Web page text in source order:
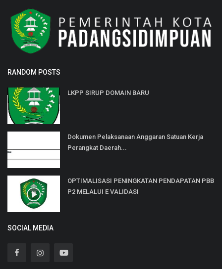
RANDOM POSTS
LKPP SIRUP DOMAIN BARU
Dokumen Pelaksanaan Anggaran Satuan Kerja
Perangkat Daerah...
OPTIMALISASI PENINGKATAN PENDAPATAN PBB
P2 MELALUI E VALIDASI
SOCIAL MEDIA